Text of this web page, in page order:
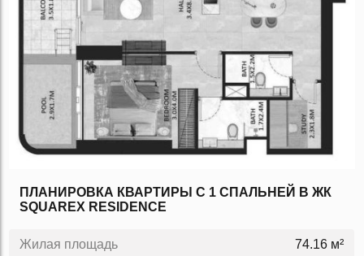
ПЛАНИРОВКА КВАРТИРЫ C 1 СПАЛЬНЕЙ В ЖК
SQUAREX RESIDENCE
Жилая площадь 74.16 м²